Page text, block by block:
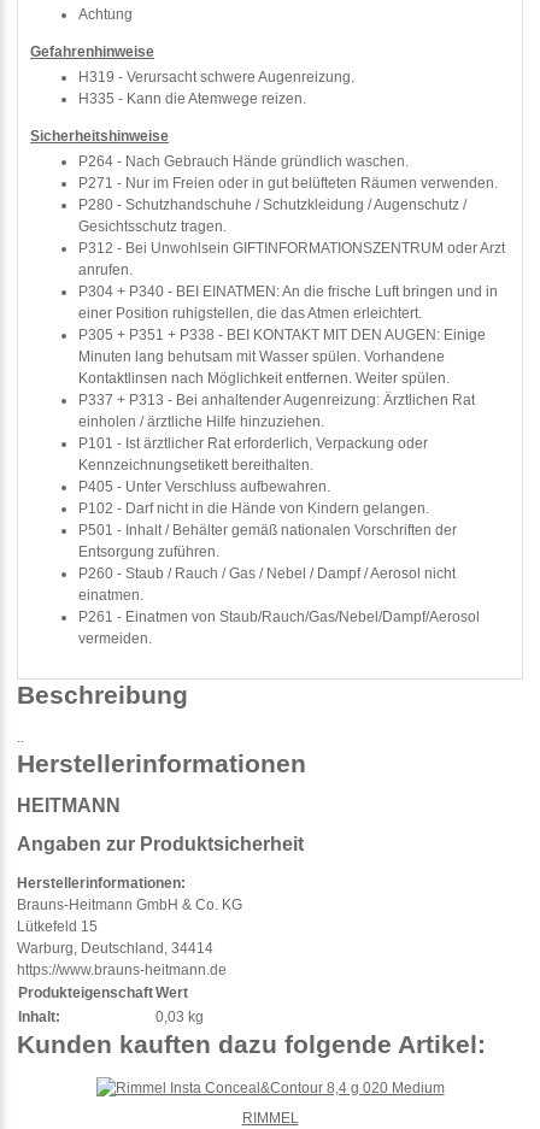
Achtung
Gefahrenhinweise
H319 - Verursacht schwere Augenreizung.
H335 - Kann die Atemwege reizen.
Sicherheitshinweise
P264 - Nach Gebrauch Hände gründlich waschen.
P271 - Nur im Freien oder in gut belüfteten Räumen verwenden.
P280 - Schutzhandschuhe / Schutzkleidung / Augenschutz /
Gesichtsschutz tragen.
P312 - Bei Unwohlsein GIFTINFORMATIONSZENTRUM oder Arzt
anrufen.
P304 + P340 - BEI EINATMEN: An die frische Luft bringen und in
einer Position ruhigstellen, die das Atmen erleichtert.
P305 + P351 + P338 - BEI KONTAKT MIT DEN AUGEN: Einige
Minuten lang behutsam mit Wasser spülen. Vorhandene
Kontaktlinsen nach Möglichkeit entfernen. Weiter spülen.
P337 + P313 - Bei anhaltender Augenreizung: Ärztlichen Rat
einholen / ärztliche Hilfe hinzuziehen.
P101 - Ist ärztlicher Rat erforderlich, Verpackung oder
Kennzeichnungsetikett bereithalten.
P405 - Unter Verschluss aufbewahren.
P102 - Darf nicht in die Hände von Kindern gelangen.
P501 - Inhalt / Behälter gemäß nationalen Vorschriften der
Entsorgung zuführen.
P260 - Staub / Rauch / Gas / Nebel / Dampf / Aerosol nicht
einatmen.
P261 - Einatmen von Staub/Rauch/Gas/Nebel/Dampf/Aerosol
vermeiden.
Beschreibung
..
Herstellerinformationen
HEITMANN
Angaben zur Produktsicherheit
Herstellerinformationen:
Brauns-Heitmann GmbH & Co. KG
Lütkefeld 15
Warburg, Deutschland, 34414
https://www.brauns-heitmann.de
ProdukteigenschaftWert
Inhalt:
0,03 kg
Kunden kauften dazu folgende Artikel:
RIMMEL